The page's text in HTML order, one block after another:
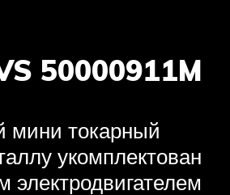
50000911M
мини токарный
укомплектован
электродвигателем